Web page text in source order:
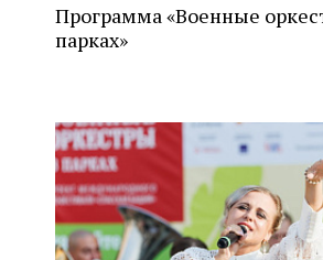
Программа «Военные
парках»